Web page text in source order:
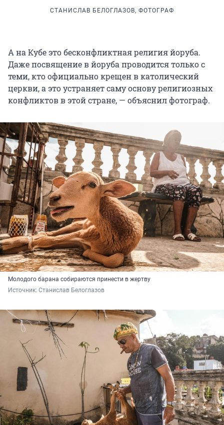
СТАНИСЛАВ БЕЛОГЛАЗОВ, ФОТОГРАФ
А на Кубе это бесконфликтная религия йоруба.
Даже посвящение в йоруба проводится только с
теми, кто официально крещен в католический
церкви, а это устраняет саму основу религиозных
конфликтов в этой стране, — объяснил фотограф.
Молодого барана собираются принести в жертву
Источник: Станислав Белоглазов